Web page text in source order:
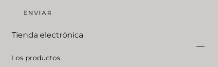
ENVIAR
Tienda electrónica
Los productos